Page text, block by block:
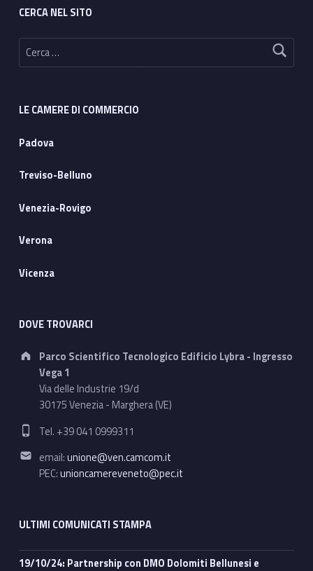
P
e
r
e
q
a
z
i
o
e
2
5
-
6
CERCA NEL SITO
Ricerca per:
LE CAMERE DI COMMERCIO
Padova
Treviso-Belluno
Venezia-Rovigo
Verona
Vicenza
DOVE TROVARCI
Address:
Parco Scientifico Tecnologico Edificio Lybra - Ingresso
Vega 1
Via delle Industrie 19/d
30175 Venezia - Marghera (VE)
Phone number:
Tel. +39 041 0999311
Email address:
email:unione@ven.camcom.it
PEC:unioncamereveneto@pec.it
ULTIMI COMUNICATI STAMPA
19/10/24: Partnership con DMO Dolomiti Bellunesi e